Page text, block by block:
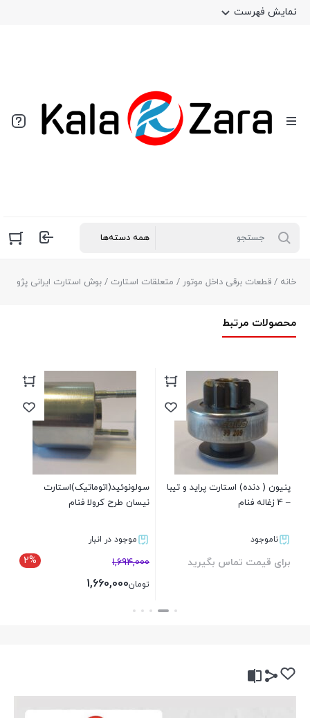
نمایش فهرست
خانه / قطعات برقی داخل موتور / متعلقات استارت / بوش استارت ایرانی پژو
محصولات مرتبط
پنیون ( دنده) استارت پراید و تیبا
– 4 زغاله فنام
ناموجود
برای قیمت تماس بگیرید
سولونوئید(اتوماتیک)استارت
نیسان طرح کرولا فنام
موجود در انبار
2% 1,694,000
تومان1,660,000